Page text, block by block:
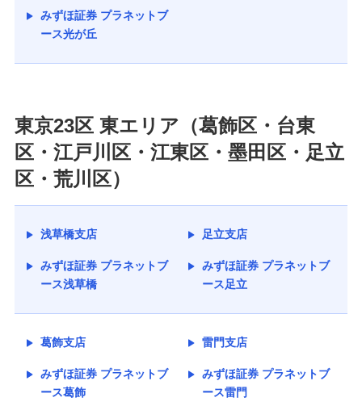
みずほ証券 プラネットブ
ース光が丘
東京23区 東エリア（葛飾区・台東
区・江戸川区・江東区・墨田区・足立
区・荒川区）
浅草橋支店
みずほ証券 プラネットブ
ース浅草橋
足立支店
みずほ証券 プラネットブ
ース足立
葛飾支店
みずほ証券 プラネットブ
ース葛飾
雷門支店
みずほ証券 プラネットブ
ース雷門